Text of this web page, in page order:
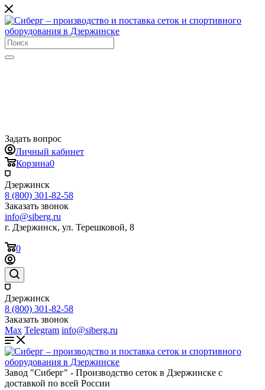
Задать вопрос
Личный кабинет
Корзина0
Дзержинск
8 (800) 301-82-58
Заказать звонок
info@siberg.ru
г. Дзержинск, ул. Терешковой, 8
0
Дзержинск
8 (800) 301-82-58
Заказать звонок
Max Telegram info@siberg.ru
Завод "Сиберг" - Производство сеток в Дзержинске с
доставкой по всей России